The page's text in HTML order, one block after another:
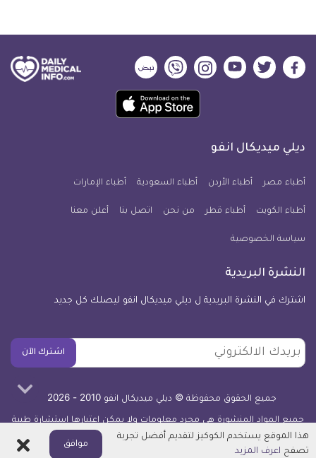
ديلي
فيسبوك
ديلي
تويتر
ديلي
ميديكال
يوتيوب
ديلي
ميديكال
انفو
ديلي
ميديكال
انفو
ديلي
ميديكال
انفو
حمل
تطبيق
معلومة
للآيفون
ديلي ميديكال انفو
أطباء مصر أطباء الأردن أطباء السعودية أطباء الإمارات
أطباء الكويت أطباء قطر من نحن اتصل بنا أعلن معنا
سياسة الخصوصية
النشرة البريدية
اشترك في النشرة البريدية ل ديلي ميديكال انفو ليصلك كل جديد
بريدك
الالكتروني
اشترك الآن
جميع الحقوق محفوظة © ديلي ميديكال انفو 2010 - 2026
جميع المواد المنشورة هي مجرد معلومات ولا يمكن اعتبارها استشارة طبية
أو توصية علاجية - اعرف المزيد
هذا الموقع يستخدم الكوكيز لتقديم أفضل تجربة
تصفح اعرف المزيد
موافق اغلاق